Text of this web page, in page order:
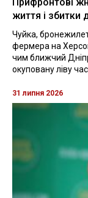
життя і збитки
Чуйка,
фермера на
чим ближчий
окуповану ліву
31 липня 2026